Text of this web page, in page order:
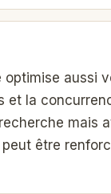
aussi
et la
mais
être